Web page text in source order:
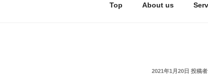
Top About us
投
2021年1月20日 投稿